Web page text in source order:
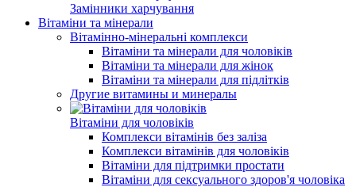
Замінники харчування
Вітаміни та мінерали
Вітамінно-мінеральні комплекси
Вітаміни та мінерали для чоловіків
Вітаміни та мінерали для жінок
Вітаміни та мінерали для підлітків
Другие витамины и минералы
Вітаміни для чоловіків
Комплекси вітамінів без заліза
Комплекси вітамінів для чоловіків
Вітаміни для підтримки простати
Вітаміни для сексуального здоров'я чоловіка